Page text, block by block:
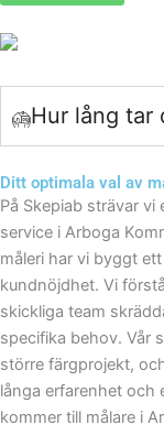
Hur lång tar
Ditt optimala val av
På Skepiab strävar
service i Arboga
måleri har vi byggt
kundnöjdhet. Vi
skickliga team
specifika behov. Vår
större färgprojekt,
långa erfarenhet och
kommer till målare i